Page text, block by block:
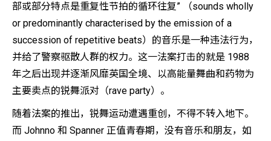
部或部分特点是重复性节拍的循环往复” （sounds wholly
or predominantly characterised by the emission of a
succession of repetitive beats）的音乐是一种违法行为，
并给了警察驱散人群的权力。这一法案打击的就是 1988
年之后出现并逐渐风靡英国全境、以高能量舞曲和药物为
主要卖点的锐舞派对（rave party）。
随着法案的推出，锐舞运动遭遇重创，不得不转入地下。
而 Johnno 和 Spanner 正值青春期，没有音乐和朋友，如